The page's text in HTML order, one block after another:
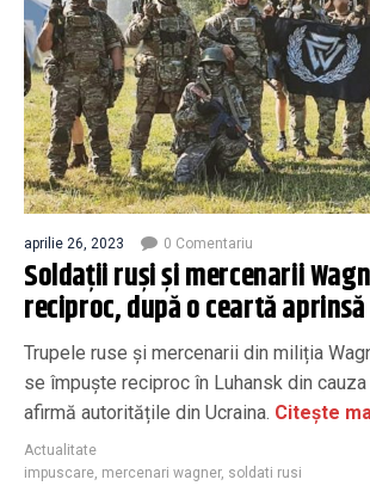
aprilie 26, 2023 0 Comentariu
Soldații ruși și mercenarii
reciproc, după o ceartă aprinsă
Trupele ruse și mercenarii din miliția
se împuște reciproc în Luhansk din
afirmă autoritățile din Ucraina. Citește
Actualitate
impuscare, mercenari wagner, soldati rusi